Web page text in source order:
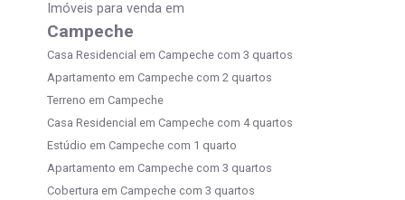
Imóveis para venda em
Campeche
Casa Residencial em Campeche com 3 quartos
Apartamento em Campeche com 2 quartos
Terreno em Campeche
Casa Residencial em Campeche com 4 quartos
Estúdio em Campeche com 1 quarto
Apartamento em Campeche com 3 quartos
Cobertura em Campeche com 3 quartos